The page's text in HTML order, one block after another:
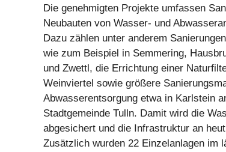
Die genehmigten Projekte umfassen
Neubauten von Wasser- und
Dazu zählen unter anderem
wie zum Beispiel in Semmering,
und Zwettl, die Errichtung einer
Weinviertel sowie größere
Abwasserentsorgung etwa in Karlstein
Stadtgemeinde Tulln. Damit wird die
abgesichert und die Infrastruktur an
Zusätzlich wurden 22 Einzelanlagen im